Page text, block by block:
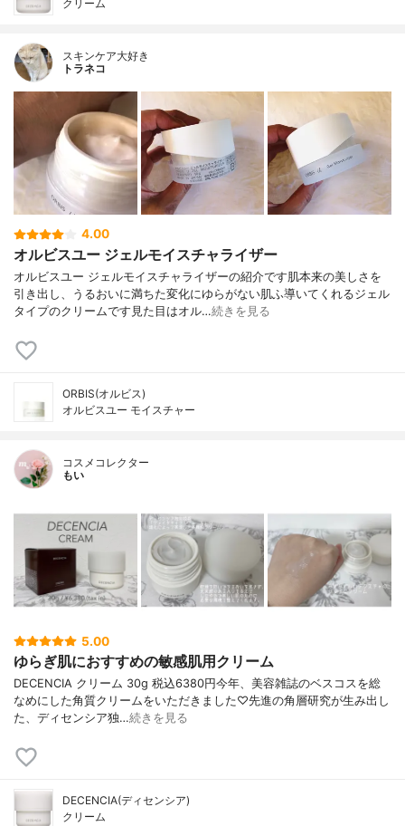
クリーム
スキンケア大好き
トラネコ
4.00
オルビスユー ジェルモイスチャライザー
オルビスユー ジェルモイスチャライザーの紹介です肌本来の美しさを
引き出し、うるおいに満ちた変化にゆらがない肌ふ導いてくれるジェル
タイプのクリームです見た目はオル…続きを見る
ORBIS(オルビス)
オルビスユー モイスチャー
コスメコレクター
もい
5.00
ゆらぎ肌におすすめの敏感肌用クリーム
DECENCIA クリーム 30g 税込6380円今年、美容雑誌のベスコスを総
なめにした角質クリームをいただきました♡先進の角層研究が生み出し
た、ディセンシア独…続きを見る
DECENCIA(ディセンシア)
クリーム